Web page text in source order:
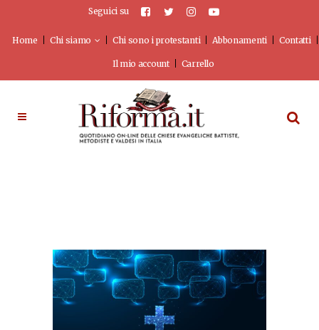
Seguici su
Home Chi siamo Chi sono i protestanti Abbonamenti Contatti
Il mio account Carrello